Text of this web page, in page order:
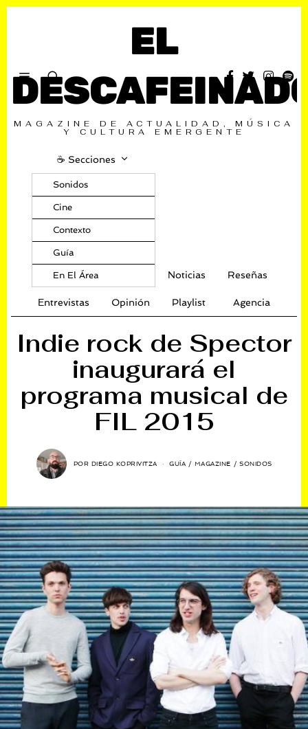
EL
MAGAZINE DE ACTUALIDAD, MÚSICA
Y CULTURA EMERGENTE
☕️ Secciones
Sonidos
Cine
Contexto
Guía
En El Área Noticias Reseñas
Entrevistas Opinión Playlist Agencia
Indie rock de Spector
inaugurará el
programa musical de
FIL 2015
POR DIEGO KOPRIVITZA GUÍA / MAGAZINE / SONIDOS